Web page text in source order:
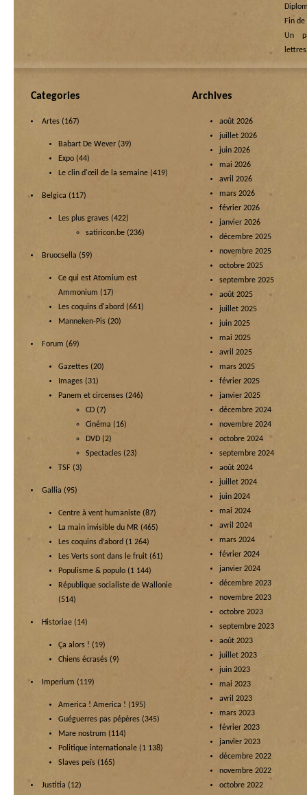
Fin
Un
Categories
Artes (167)
Babart De Wever (39)
Expo (44)
Le clin d'œil de la semaine (419)
Belgica (117)
Les plus graves (422)
satiricon.be (236)
Bruocsella (59)
Ce qui est Atomium est
Ammonium (17)
Les coquins d'abord (661)
Manneken-Pis (20)
Forum (69)
Gazettes (20)
Images (31)
Panem et circenses (246)
CD (7)
Cinéma (16)
DVD (2)
Spectacles (23)
TSF (3)
Gallia (95)
Centre à vent humaniste (87)
La main invisible du MR (465)
Les coquins d’abord (1 264)
Les Verts sont dans le fruit (61)
Populisme & populo (1 144)
République socialiste de Wallonie
(514)
Historiae (14)
Ça alors ! (19)
Chiens écrasés (9)
Imperium (119)
America ! America ! (195)
Guéguerres pas pépères (345)
Mare nostrum (114)
Politique internationale (1 138)
Slaves peïs (165)
Justitia (12)
Archives
août 2026
juillet 2026
juin 2026
mai 2026
avril 2026
mars 2026
février 2026
janvier 2026
décembre 2025
novembre 2025
octobre 2025
septembre 2025
août 2025
juillet 2025
juin 2025
mai 2025
avril 2025
mars 2025
février 2025
janvier 2025
décembre 2024
novembre 2024
octobre 2024
septembre 2024
août 2024
juillet 2024
juin 2024
mai 2024
avril 2024
mars 2024
février 2024
janvier 2024
décembre 2023
novembre 2023
octobre 2023
septembre 2023
août 2023
juillet 2023
juin 2023
mai 2023
avril 2023
mars 2023
février 2023
janvier 2023
décembre 2022
novembre 2022
octobre 2022